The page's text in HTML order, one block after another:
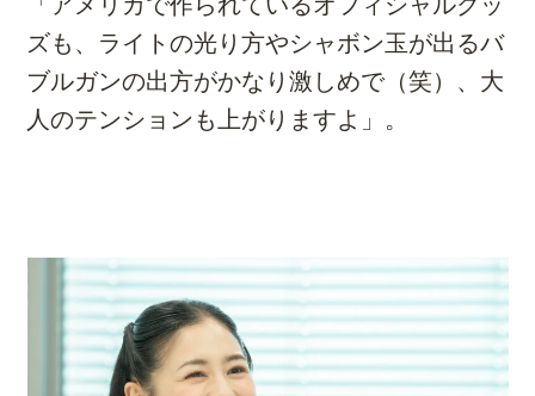
ズも、ライトの光り方やシャボン玉が出るバ
ブルガンの出方がかなり激しめで（笑）、大
人のテンションも上がりますよ」。